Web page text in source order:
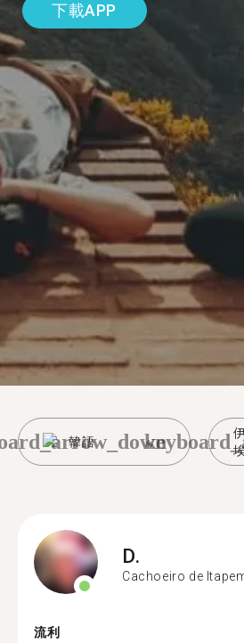
下載APP
韓語
D.
Cachoeiro de
流利